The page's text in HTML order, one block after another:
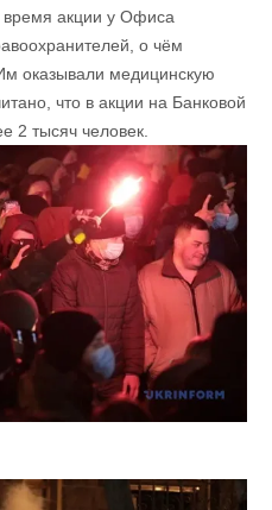
время акции у Офиса
о чём
оказывали медицинскую
что в акции на Банковой
2 тысяч человек.